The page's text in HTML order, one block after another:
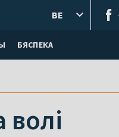
БЯСПЕКА
BE